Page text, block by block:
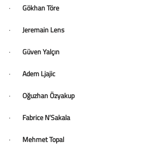
· Gökhan Töre
· Jeremain Lens
· Güven Yalçın
· Adem Ljajic
· Oğuzhan Özyakup
· Fabrice N’Sakala
· Mehmet Topal